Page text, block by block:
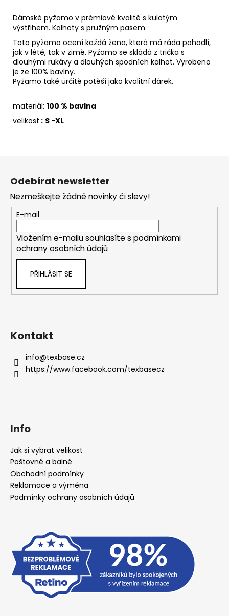
Dámské pyžamo v prémiové kvalitě s kulatým
výstřihem. Kalhoty s pružným pasem.
Toto pyžamo ocení každá žena, která má ráda pohodlí,
jak v létě, tak v zimě. Pyžamo se skládá z trička s
dlouhými rukávy a dlouhých spodních kalhot. Vyrobeno
je ze 100% bavlny.
Pyžamo také určitě potěší jako kvalitní dárek.
materiál: 100 % bavlna
velikost : S -XL
Odebírat newsletter
Nezmeškejte žádné novinky či slevy!
E-mail
Vložením e-mailu souhlasíte s podmínkami
ochrany osobních údajů
PŘIHLÁSIT SE
Kontakt
info@texbase.cz
https://www.facebook.com/texbasecz
Info
Jak si vybrat velikost
Poštovné a balné
Obchodní podmínky
Reklamace a výměna
Podmínky ochrany osobních údajů